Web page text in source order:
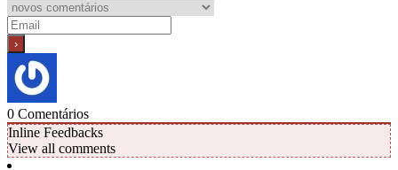
0 Comentários
Inline Feedbacks
View all comments